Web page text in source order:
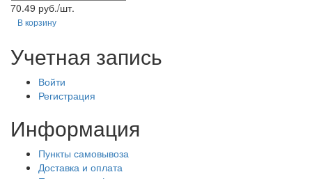
70.49 руб./шт.
В корзину
Учетная запись
Войти
Регистрация
Информация
Пункты самовывоза
Доставка и оплата